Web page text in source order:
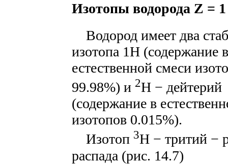
Изотопы водорода Z = 1
Водород имеет два
изотопа 1H (содержание в
естественной смеси
99.98%) и 2H − дейтерий
(содержание в
изотопов 0.015%).
Изотоп 3H − тритий −
распада (рис. 14.7)